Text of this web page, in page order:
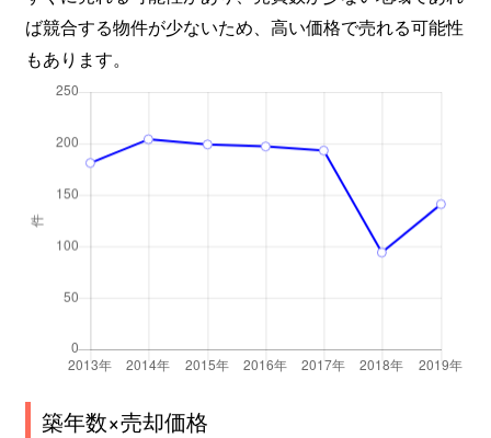
ば競合する物件が少ないため、高い価格で売れる可能性
もあります。
築年数×売却価格